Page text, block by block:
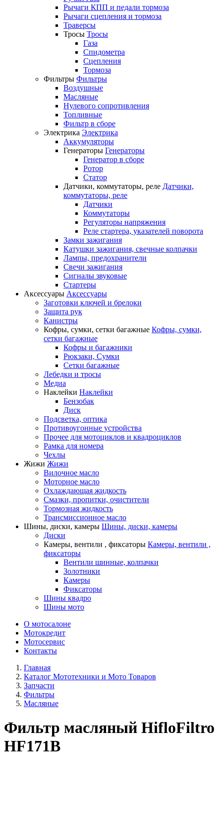
Рычаги КПП и педали тормоза
Рычаги сцепления и тормоза
Траверсы
Тросы Тросы
Газа
Спидометра
Сцепления
Тормоза
Фильтры Фильтры
Воздушные
Масляные
Нулевого сопротивления
Топливные
Фильтр в сборе
Электрика Электрика
Аккумуляторы
Генераторы Генераторы
Генератор в сборе
Ротор
Статор
Датчики, коммутаторы, реле Датчики,
коммутаторы, реле
Датчики
Коммутаторы
Регуляторы напряжения
Реле стартера, указателей поворота
Замки зажигания
Катушки зажигания, свечные колпачки
Лампы, предохранители
Свечи зажигания
Сигналы звуковые
Стартеры
Аксессуары Аксессуары
Заготовки ключей и брелоки
Защита рук
Канистры
Кофры, сумки, сетки багажные Кофры, сумки,
сетки багажные
Кофры и багажники
Рюкзаки, Сумки
Сетки багажные
Лебедки и тросы
Медиа
Наклейки Наклейки
Бензобак
Диск
Подсветка, оптика
Противоугонные устройства
Прочее для мотоциклов и квадроциклов
Рамка для номера
Чехлы
Жижи Жижи
Вилочное масло
Моторное масло
Охлаждающая жидкость
Смазки, пропитки, очистители
Тормозная жидкость
Трансмиссионное масло
Шины, диски, камеры Шины, диски, камеры
Диски
Камеры, вентили , фиксаторы Камеры, вентили ,
фиксаторы
Вентили шинные, колпачки
Золотники
Камеры
Фиксаторы
Шины квадро
Шины мото
О мотосалоне
Мотокредит
Мотосервис
Контакты
Главная
Каталог Мототехники и Мото Товаров
Запчасти
Фильтры
Масляные
Фильтр масляный HifloFiltro
HF171B